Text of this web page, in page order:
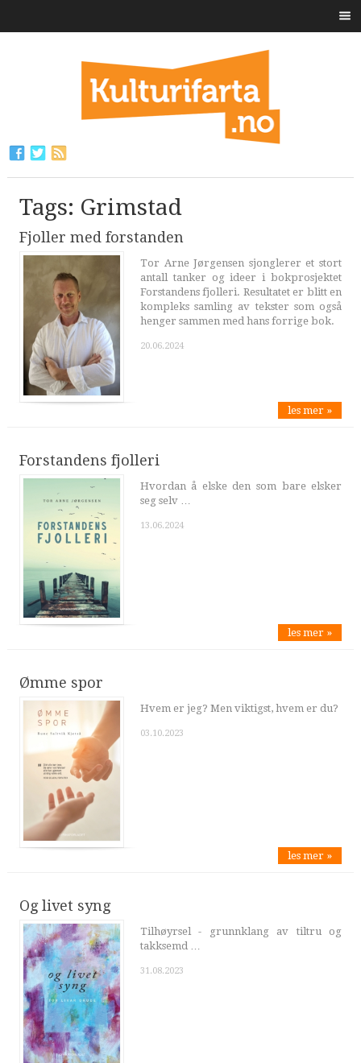
Tags: Grimstad
Fjoller med forstanden
Tor Arne Jørgensen sjonglerer et stort
antall tanker og ideer i bokprosjektet
Forstandens fjolleri. Resultatet er blitt en
kompleks samling av tekster som også
henger sammen med hans forrige bok.
20.06.2024
les mer »
Forstandens fjolleri
Hvordan å elske den som bare elsker
seg selv …
13.06.2024
les mer »
Ømme spor
Hvem er jeg? Men viktigst, hvem er du?
03.10.2023
les mer »
Og livet syng
Tilhøyrsel - grunnklang av tiltru og
takksemd …
31.08.2023